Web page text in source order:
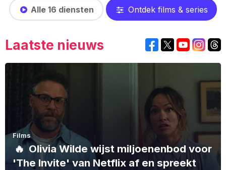
Alle 16 diensten Ontdek films & series
Laatste nieuws
Films
🔥Olivia Wilde wijst miljoenenbod voor
'The Invite' van Netflix af en spreekt